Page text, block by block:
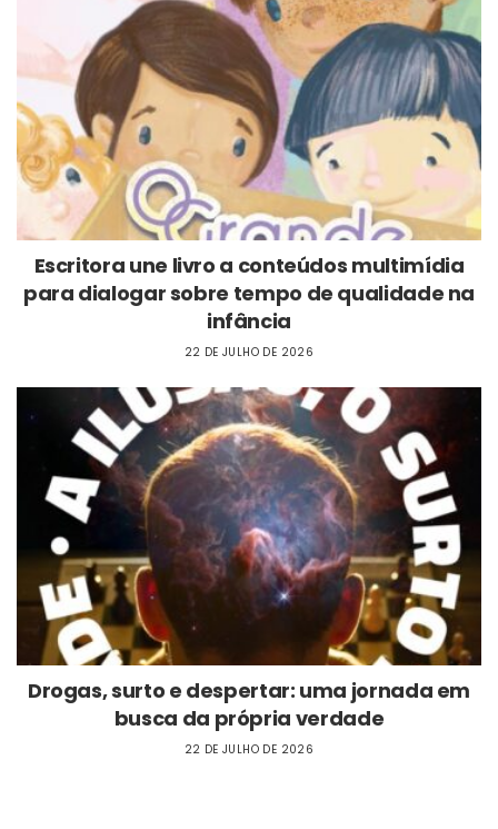
Escritora une livro a conteúdos multimídia
para dialogar sobre tempo de qualidade na
infância
22 DE JULHO DE 2026
Drogas, surto e despertar: uma jornada em
busca da própria verdade
22 DE JULHO DE 2026